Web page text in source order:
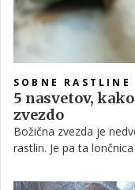
SOBNE RASTLINE
5 nasvetov,
zvezdo
Božična zvezda je
rastlin. Je pa ta
stanje.